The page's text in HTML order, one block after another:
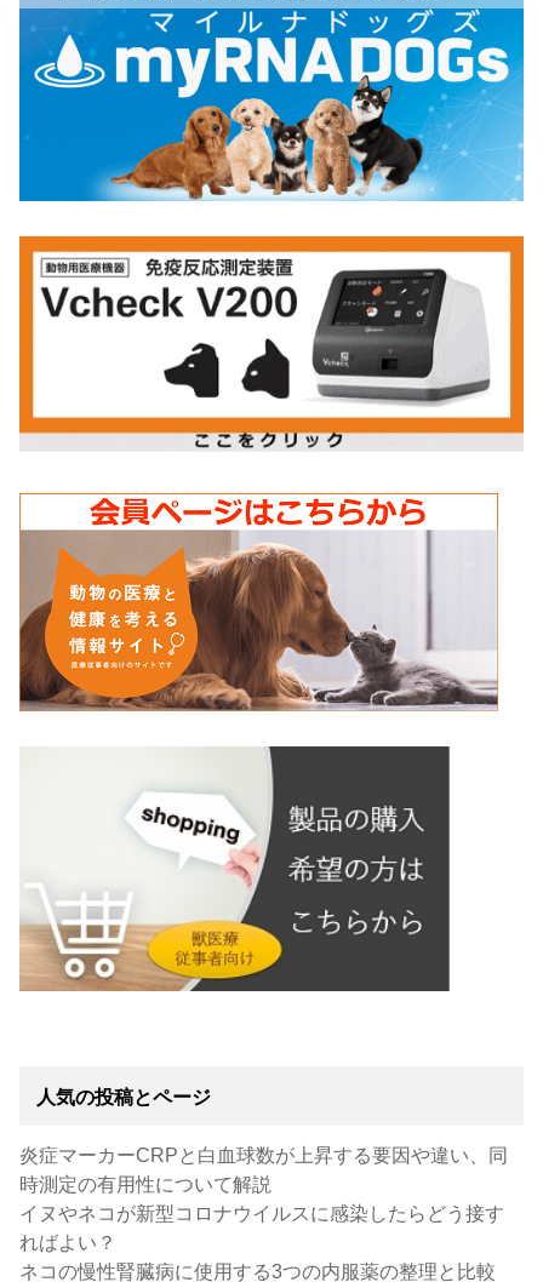
人気の投稿とページ
炎症マーカーCRPと白血球数が上昇する要因や違い、同
時測定の有用性について解説
イヌやネコが新型コロナウイルスに感染したらどう接す
ればよい？
ネコの慢性腎臓病に使用する3つの内服薬の整理と比較